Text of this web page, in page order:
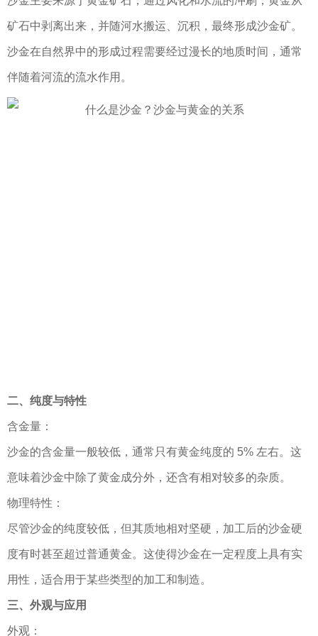
矿石中剥离出来，并随河水搬运、沉积，最终形成沙金矿。
沙金在自然界中的形成过程需要经过漫长的地质时间，通常
伴随着河流的流水作用。
二、纯度与特性
含金量：
沙金的含金量一般较低，通常只有黄金纯度的 5% 左右。这
意味着沙金中除了黄金成分外，还含有相对较多的杂质。
物理特性：
尽管沙金的纯度较低，但其质地相对坚硬，加工后的沙金硬
度有时甚至超过普通黄金。这使得沙金在一定程度上具有实
用性，适合用于某些类型的加工和制造。
三、外观与应用
外观：